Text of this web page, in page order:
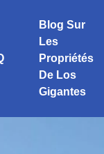
Blog Sur
Les
Propriétés
De Los
Gigantes